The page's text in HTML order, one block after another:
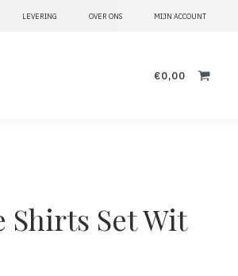
LEVERING OVER ONS MIJN ACCOUNT
€0,00
Shirts Set Wit